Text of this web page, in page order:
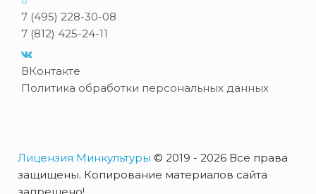
7 (495) 228-30-08
7 (812) 425-24-11
ВКонтакте
Политика обработки персональных данных
Лицензия Минкультуры © 2019 - 2026 Все права
защищены. Копирование материалов сайта